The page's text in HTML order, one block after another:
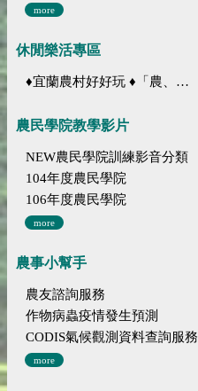
more
休閒樂活專區
♦宜蘭農村好好玩 ♦「農、藝、山、水」四條遊程推薦
農民學院教學影片
NEW農民學院訓練影音分類
104年度農民學院
106年度農民學院
more
農事小幫手
農友諮詢服務
作物病蟲疫情發生預測
CODIS氣候觀測資料查詢服務
more